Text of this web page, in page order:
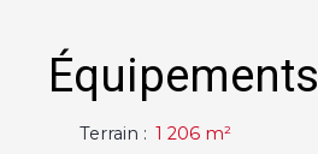
Équipements
Terrain : 1 206 m²